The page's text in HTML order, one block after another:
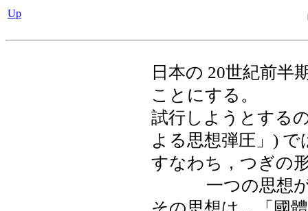
Up
日本の 20世紀前半
ことにする。
試行しようとする
よる思想弾圧」)
すなわち，つぎの
一つの思想